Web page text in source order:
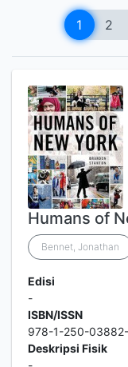
1 2
Humans of
Bennet, Jonathan
Edisi
-
ISBN/ISSN
978-1-250-
Deskripsi Fisik